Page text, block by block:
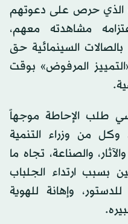
الذي حرص على دعوتهم
مشاهدته معهم،
السينمائية حق
المرفوض» بوقت
طلب الإحاطة موجهاً
وكل من وزراء التنمية
والصناعة، تجاه ما
بسبب ارتداء الجلباب
وإهانة للهوية